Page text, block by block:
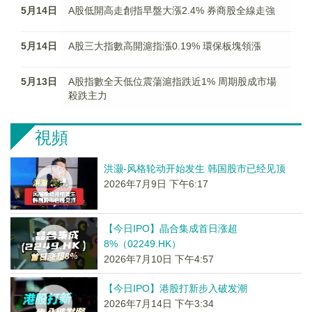
5月14日 A股低開高走創指早盤大漲2.4% 券商股全線走強
5月14日 A股三大指數高開滬指漲0.19% 環保板塊領漲
5月13日
A股指數全天低位震蕩滬指跌近1% 周期股成市場
殺跌主力
視頻
洪灏-风格轮动开始发生 韩国股市已经见顶
2026年7月9日 下午6:17
【今日IPO】晶合集成首日涨超
8%（02249.HK）
2026年7月10日 下午4:57
【今日IPO】港股打新步入破发潮
2026年7月14日 下午3:34